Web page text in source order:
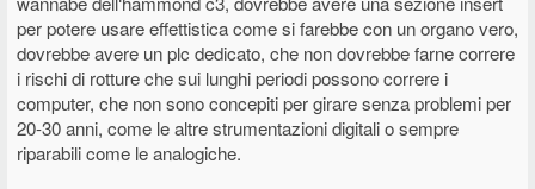
per potere usare effettistica come si farebbe con un organo vero,
dovrebbe avere un plc dedicato, che non dovrebbe farne correre
i rischi di rotture che sui lunghi periodi possono correre i
computer, che non sono concepiti per girare senza problemi per
20-30 anni, come le altre strumentazioni digitali o sempre
riparabili come le analogiche.